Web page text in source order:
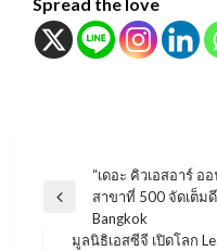
Spread the love
แนะแนว
เรื่อง
Previous
“เดอะ คิวเอสอาร์ ออ
สาขาที่ 500 จัดเต็ม
Bangkok
มูลนิธิเอสซีจี เปิดโลก